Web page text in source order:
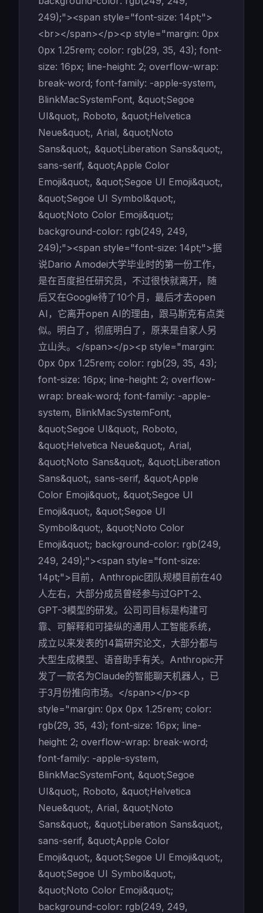
249);"><span style="font-size: 14pt;">
<br></span></p><p style="margin: 0px
0px 1.25rem; color: rgb(29, 35, 43); font-
size: 16px; line-height: 2; overflow-wrap:
break-word; font-family: -apple-system,
BlinkMacSystemFont, &quot;Segoe
UI&quot;, Roboto, &quot;Helvetica
Neue&quot;, Arial, &quot;Noto
Sans&quot;, &quot;Liberation Sans&quot;,
sans-serif, &quot;Apple Color
Emoji&quot;, &quot;Segoe UI Emoji&quot;,
&quot;Segoe UI Symbol&quot;,
&quot;Noto Color Emoji&quot;;
background-color: rgb(249, 249,
249);"><span style="font-size: 14pt;">据
说Dario Amodei大学毕业时的第一份工作，
是在百度担任研究员，不过很快就离开，随
后又在Google待了10个月，最后才去open
AI，它离开open AI的理由，跟马斯克有点类
似。明白了，彻底明白了，原来是自家人另
立山头。</span></p><p style="margin:
0px 0px 1.25rem; color: rgb(29, 35, 43);
font-size: 16px; line-height: 2; overflow-
wrap: break-word; font-family: -apple-
system, BlinkMacSystemFont,
&quot;Segoe UI&quot;, Roboto,
&quot;Helvetica Neue&quot;, Arial,
&quot;Noto Sans&quot;, &quot;Liberation
Sans&quot;, sans-serif, &quot;Apple
Color Emoji&quot;, &quot;Segoe UI
Emoji&quot;, &quot;Segoe UI
Symbol&quot;, &quot;Noto Color
Emoji&quot;; background-color: rgb(249,
249, 249);"><span style="font-size:
14pt;">目前，Anthropic团队规模目前在40
人左右，大部分成员曾经参与过GPT-2、
GPT-3模型的研发。公司司目标是构建可
靠、可解释和可操纵的通用人工智能系统，
成立以来发表的14篇研究论文，大部分都与
大型生成模型、语音助手有关。Anthropic开
发了一款名为Claude的智能聊天机器人，已
于3月份推向市场。</span></p><p
style="margin: 0px 0px 1.25rem; color:
rgb(29, 35, 43); font-size: 16px; line-
height: 2; overflow-wrap: break-word;
font-family: -apple-system,
BlinkMacSystemFont, &quot;Segoe
UI&quot;, Roboto, &quot;Helvetica
Neue&quot;, Arial, &quot;Noto
Sans&quot;, &quot;Liberation Sans&quot;,
sans-serif, &quot;Apple Color
Emoji&quot;, &quot;Segoe UI Emoji&quot;,
&quot;Segoe UI Symbol&quot;,
&quot;Noto Color Emoji&quot;;
background-color: rgb(249, 249,